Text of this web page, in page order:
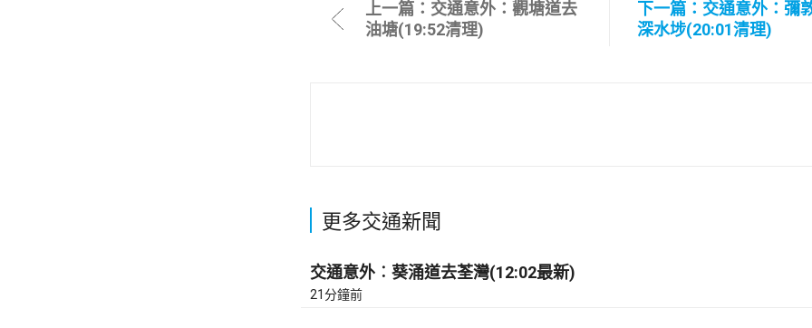
上一篇：交通意外：觀塘道去
油塘(19:52清理)
下一篇：交通意外：彌
深水埗(20:01清理)
更多交通新聞
交通意外︰葵涌道去荃灣(12:02最新)
21分鐘前